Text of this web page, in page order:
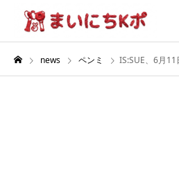
news ペンミ IS:SUE、6月11日〜東京